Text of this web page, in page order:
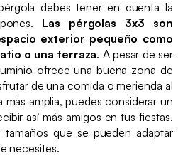
debes tener en cuenta la
Las pérgolas 3x3 son
exterior pequeño como
o una terraza. A pesar de ser
ofrece una buena zona de
de una comida o merienda al
más amplia, puedes considerar un
así más amigos en tus fiestas.
que se pueden adaptar
necesites.